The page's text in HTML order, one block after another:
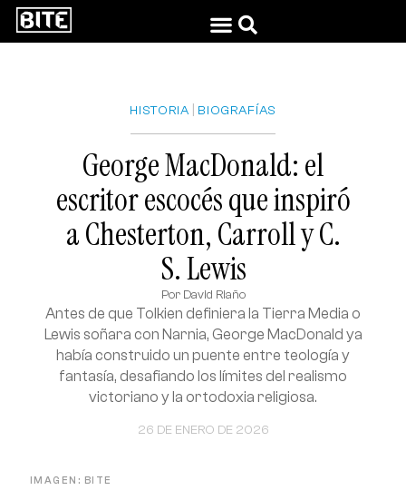
HISTORIA BIOGRAFÍAS
George MacDonald: el
escritor escocés que inspiró
a Chesterton, Carroll y C.
S. Lewis
Por David Riaño
26 DE ENERO DE 2026
Antes de que Tolkien definiera la Tierra Media o
Lewis soñara con Narnia, George MacDonald ya
había construido un puente entre teología y
fantasía, desafiando los límites del realismo
victoriano y la ortodoxia religiosa.
IMAGEN: BITE